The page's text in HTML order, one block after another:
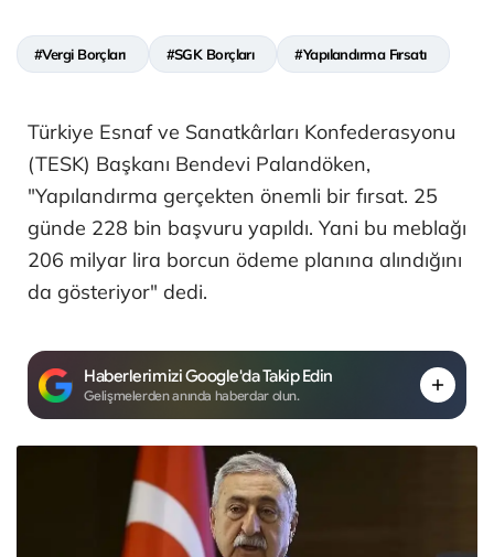
#Vergi Borçları #SGK Borçları #Yapılandırma Fırsatı
Türkiye Esnaf ve Sanatkârları Konfederasyonu
(TESK) Başkanı Bendevi Palandöken,
"Yapılandırma gerçekten önemli bir fırsat. 25
günde 228 bin başvuru yapıldı. Yani bu meblağı
206 milyar lira borcun ödeme planına alındığını
da gösteriyor" dedi.
Haberlerimizi Google'da Takip Edin
Gelişmelerden anında haberdar olun.